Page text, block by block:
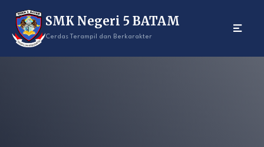
content
SMK Negeri 5 BATAM
Cerdas Terampil dan Berkarakter